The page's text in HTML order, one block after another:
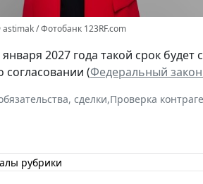
/ Фотобанк 123RF.com
января 2027 года такой срок
(Федеральный закон
сделки,Проверка
рубрики